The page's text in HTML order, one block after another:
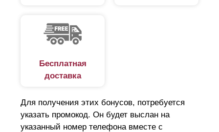
Бесплатная
доставка
Для получения этих бонусов, потребуется
указать промокод. Он будет выслан на
указанный номер телефона вместе с